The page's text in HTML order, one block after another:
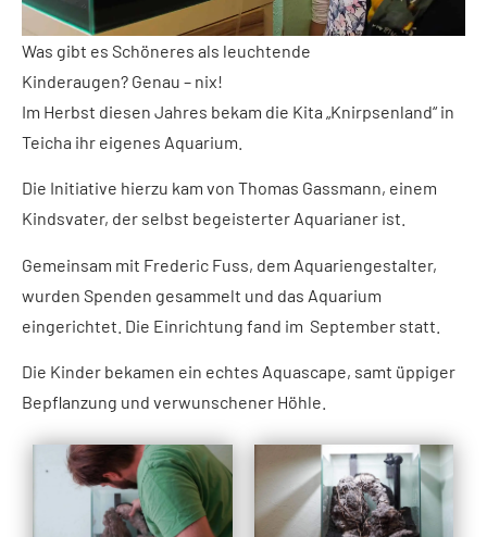
Was gibt es Schöneres als leuchtende
Kinderaugen? Genau – nix!
Im Herbst diesen Jahres bekam die Kita „Knirpsenland“ in
Teicha ihr eigenes Aquarium.
Die Initiative hierzu kam von Thomas Gassmann, einem
Kindsvater, der selbst begeisterter Aquarianer ist.
Gemeinsam mit Frederic Fuss, dem Aquariengestalter,
wurden Spenden gesammelt und das Aquarium
eingerichtet. Die Einrichtung fand im September statt.
Die Kinder bekamen ein echtes Aquascape, samt üppiger
Bepflanzung und verwunschener Höhle.